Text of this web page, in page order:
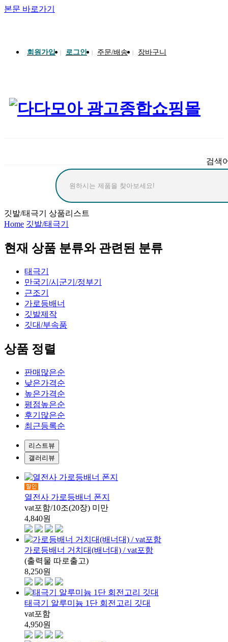
본문 바로가기
회원가입 | 로그인 | 주문/배송 | 장바구니
검색
깃발/태극기 상품리스트
Home 깃발/태극기
현재 상품 분류와 관련된 분류
태극기
만국기/시군기/정부기
근조기
가로등배너
깃발제작
깃대/부속품
상품 정렬
판매많은순
낮은가격순
높은가격순
평점높은순
후기많은순
최근등록순
리스트뷰
갤러리뷰
열전사 가로등배너 폰지
vat포함/10조(20장) 미만
4,840원
가로등배너 거치대(배너대) / vat포함
(출력물 따로출고)
8,250원
태극기 알루미늄 1단 회전고리 깃대
vat포함
4,950원